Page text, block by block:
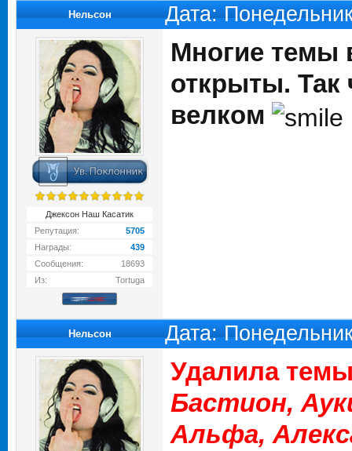
Нельсон Дата:
Джексон Наш Касатик
Репутация:
5705
Награды:
439
Сообщения:
18693
Из:
Tortuga
Многие темы
открыты. Так
велком
Нельсон Дата:
Удалила
Бастион,
Альфа,